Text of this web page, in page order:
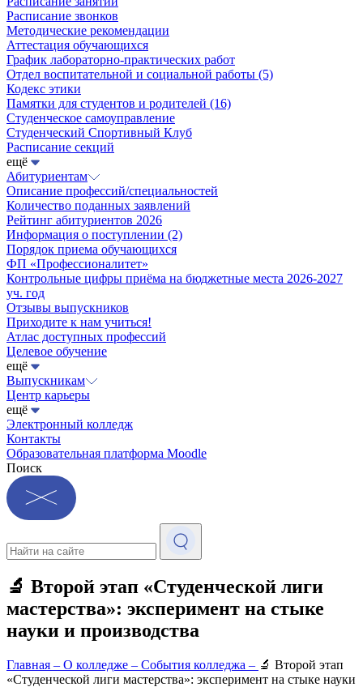
Расписание звонков
Методические рекомендации
Аттестация обучающихся
График лабораторно-практических работ
Отдел воспитательной и социальной работы (5)
Кодекс этики
Памятки для студентов и родителей (16)
Студенческое самоуправление
Студенческий Спортивный Клуб
Расписание секций
ещё
Абитуриентам
Описание профессий/специальностей
Количество поданных заявлений
Рейтинг абитуриентов 2026
Информация о поступлении (2)
Порядок приема обучающихся
ФП «Профессионалитет»
Контрольные цифры приёма на бюджетные места 2026-2027
уч. год
Отзывы выпускников
Приходите к нам учиться!
Атлас доступных профессий
Целевое обучение
ещё
Выпускникам
Центр карьеры
ещё
Электронный колледж
Контакты
Образовательная платформа Moodle
Поиск
🔬 Второй этап «Студенческой лиги
мастерства»: эксперимент на стыке
науки и производства
Главная – О колледже – События колледжа – 🔬 Второй этап
«Студенческой лиги мастерства»: эксперимент на стыке науки